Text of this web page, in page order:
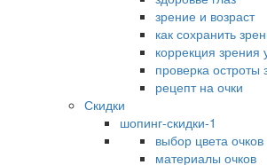
зрение и возраст
как сохранить
коррекция зрения
проверка остроты
рецепт на очки
Скидки
шопинг-скидки-1
выбор цвета очков
материалы очков